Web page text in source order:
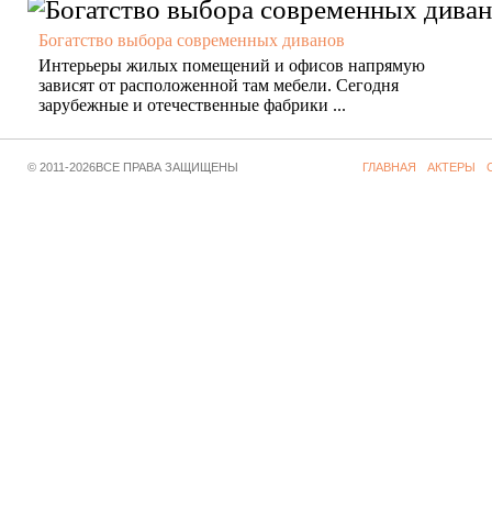
Богатство выбора современных диванов
Интерьеры жилых помещений и офисов напрямую
зависят от расположенной там мебели. Сегодня
зарубежные и отечественные фабрики ...
© 2011-2026ВСЕ ПРАВА ЗАЩИЩЕНЫ ГЛАВНАЯ АКТЕРЫ